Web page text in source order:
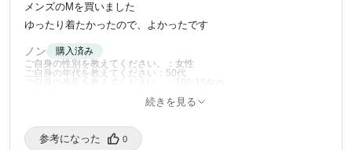
メンズのMを買いました
ゆったり着たかったので、よかったです
ノン
購入済み
ご自身の性別を教えてください。：女性
ご自身の年代を教えてください：50代
ご自身の身長を教えてください。：160-164cm
ご自身の普段の着用サイズを教えてください。：L
続きを見る
参考になった️ 0